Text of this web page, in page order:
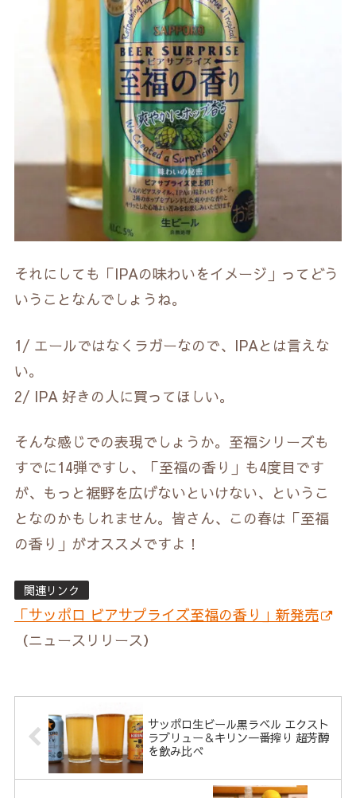
それにしても「IPAの味わいをイメージ」ってどう
いうことなんでしょうね。
1/ エールではなくラガーなので、IPAとは言えな
い。
2/ IPA 好きの人に買ってほしい。
そんな感じでの表現でしょうか。至福シリーズも
すでに14弾ですし、「至福の香り」も4度目です
が、もっと裾野を広げないといけない、というこ
となのかもしれません。皆さん、この春は「至福
の香り」がオススメですよ！
関連リンク
「サッポロ ビアサプライズ至福の香り」新発売
（ニュースリリース）
サッポロ生ビール黒ラベル エクスト
ラブリュー＆キリン一番搾り 超芳醇
を飲み比べ